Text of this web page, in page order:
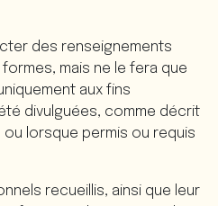
des renseignements
mais ne le fera que
aux fins
divulguées, comme décrit
lorsque permis ou requis
recueillis, ainsi que leur